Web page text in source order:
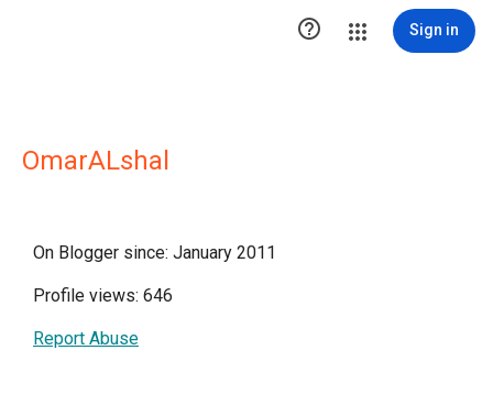
 Sign in
OmarALshal
On Blogger since: January 2011
Profile views: 646
Report Abuse